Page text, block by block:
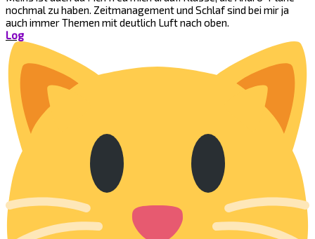
nochmal zu haben. Zeitmanagement und Schlaf sind bei mir ja
auch immer Themen mit deutlich Luft nach oben.
Log